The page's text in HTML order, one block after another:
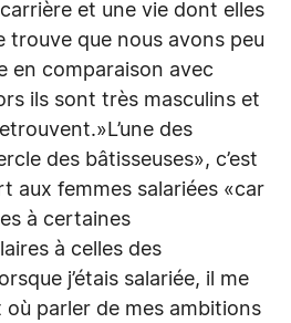
et une vie dont elles
trouve que nous avons peu
en comparaison avec
ils sont très masculins et
des
des bâtisseuses», c’est
aux femmes salariées «car
à certaines
à celles des
j’étais salariée, il me
parler de mes ambitions